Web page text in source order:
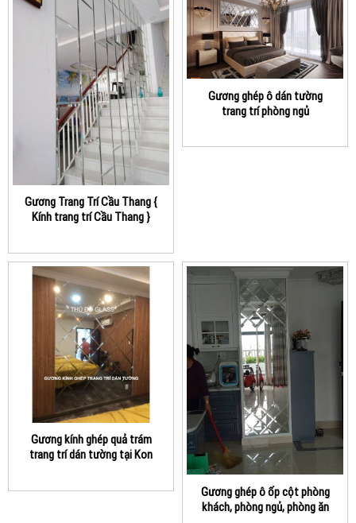
Gương Trang Trí Cầu Thang {
Kính trang trí Cầu Thang }
Gương ghép ô dán tường
trang trí phòng ngủ
Gương kính ghép quả trám
trang trí dán tường tại Kon
Gương ghép ô ốp cột phòng
khách, phòng ngủ, phòng ăn